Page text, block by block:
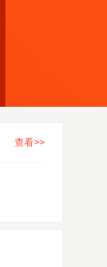
查看>>